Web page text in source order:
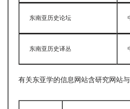
东南亚历史论坛
东南亚历史译丛
有关东亚学的信息网站含研究网站